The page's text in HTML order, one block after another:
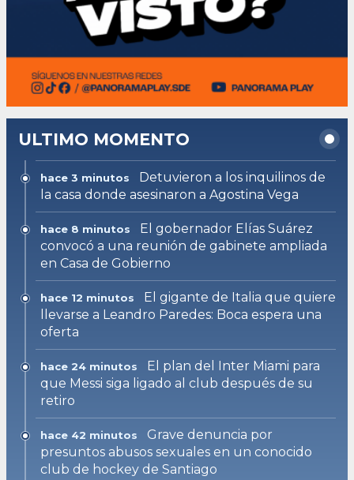
ULTIMO MOMENTO
hace 3 minutos
Detuvieron a los inquilinos de
la casa donde asesinaron a Agostina Vega
hace 8 minutos
El gobernador Elías Suárez
convocó a una reunión de gabinete ampliada
en Casa de Gobierno
hace 12 minutos
El gigante de Italia que quiere
llevarse a Leandro Paredes: Boca espera una
oferta
hace 24 minutos
El plan del Inter Miami para
que Messi siga ligado al club después de su
retiro
hace 42 minutos
Grave denuncia por
presuntos abusos sexuales en un conocido
club de hockey de Santiago